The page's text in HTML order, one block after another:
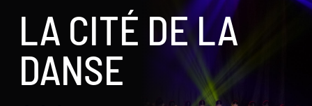
LA CITÉ DE LA
DANSE